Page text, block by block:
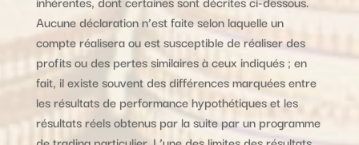
Aucune déclaration n’est faite selon laquelle un
compte réalisera ou est susceptible de réaliser des
profits ou des pertes similaires à ceux indiqués ; en
fait, il existe souvent des différences marquées entre
les résultats de performance hypothétiques et les
résultats réels obtenus par la suite par un programme